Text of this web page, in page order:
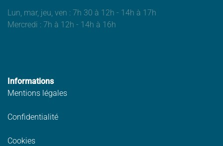
Lun, mar, jeu, ven : 7h 30 à 12h - 14h à 17h
Mercredi : 7h à 12h - 14h à 16h
Informations
Mentions légales
Confidentialité
Cookies